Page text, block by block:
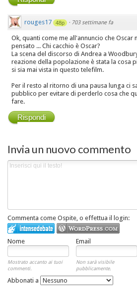
rouges17 48p · 703 settimane fa
Ok, quanti come me all'annuncio che Oscar
pensato ... Chi cacchio è Oscar?
La scena del discorso di Andrea a
reazione della popolazione è stata la cosa
si sia mai vista in questo telefilm.
Per il resto al ritorno di una pausa lunga ci
pubblico per evitare di perderlo cosa che
fare.
Rispondi
Invia un nuovo commento
Commenta come Ospite, o effettua il login:
Nome Email
Mostrato accanto ai tuoi
commenti.
Non sarà visibile
pubblicamente.
Abbonati a